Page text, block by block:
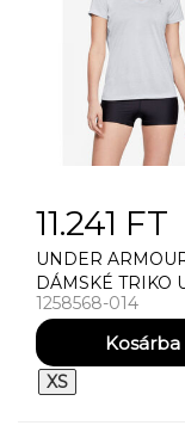
11.241 FT
UNDER
DÁMSKÉ TRIKO
ARMOUR TECH
TWIST
1258568-014
XS